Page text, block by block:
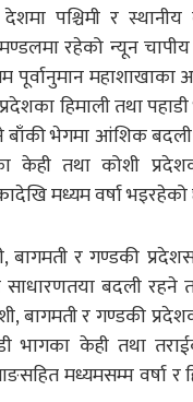
पश्चिमी र
रहेको न्यून चापीय
महाशाखाका
हिमाली तथा
भेगमा आंशिक
केही तथा कोशी
मध्यम वर्षा
र गण्डकी
साधारणतया बदली
बागमती र गण्डकी
भागका केही तथा
मध्यमसम्म वर्षा र